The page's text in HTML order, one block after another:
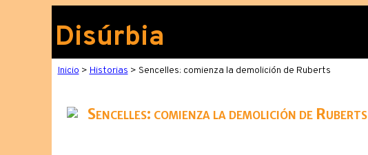
Disúrbia
Inicio > Historias > Sencelles: comienza la demolición de Ruberts
Sencelles: comienza la demolición de Ruberts